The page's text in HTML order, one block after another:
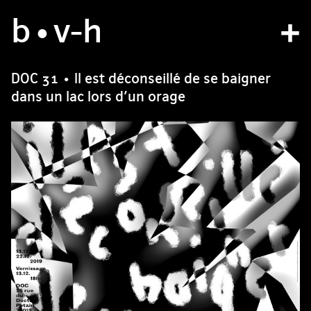
b•v-h
studio
projects
bvh type
contact
fr/en
DOC 31 • Il est déconseillé de se baigner
dans un lac lors d’un orage